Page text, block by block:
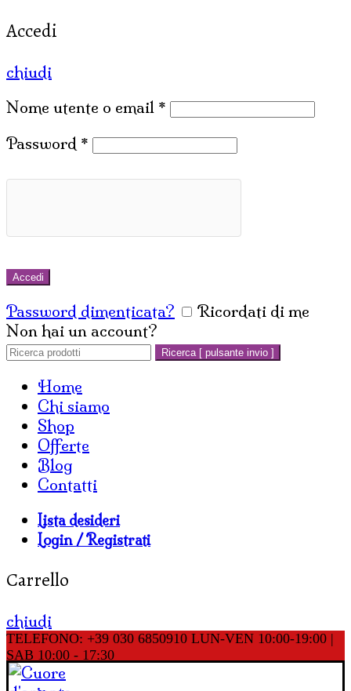
Accedi
chiudi
Nome utente o email *
Password *
Accedi
Password dimenticata?
Ricordati di me
Non hai un account?
Cerca:
Ricerca [ pulsante invio ]
Home
Chi siamo
Shop
Offerte
Blog
Contatti
Lista desideri
Login / Registrati
Carrello
chiudi
TELEFONO: +39 030 6850910 LUN-VEN 10:00-19:00 |
SAB 10:00 - 17:30